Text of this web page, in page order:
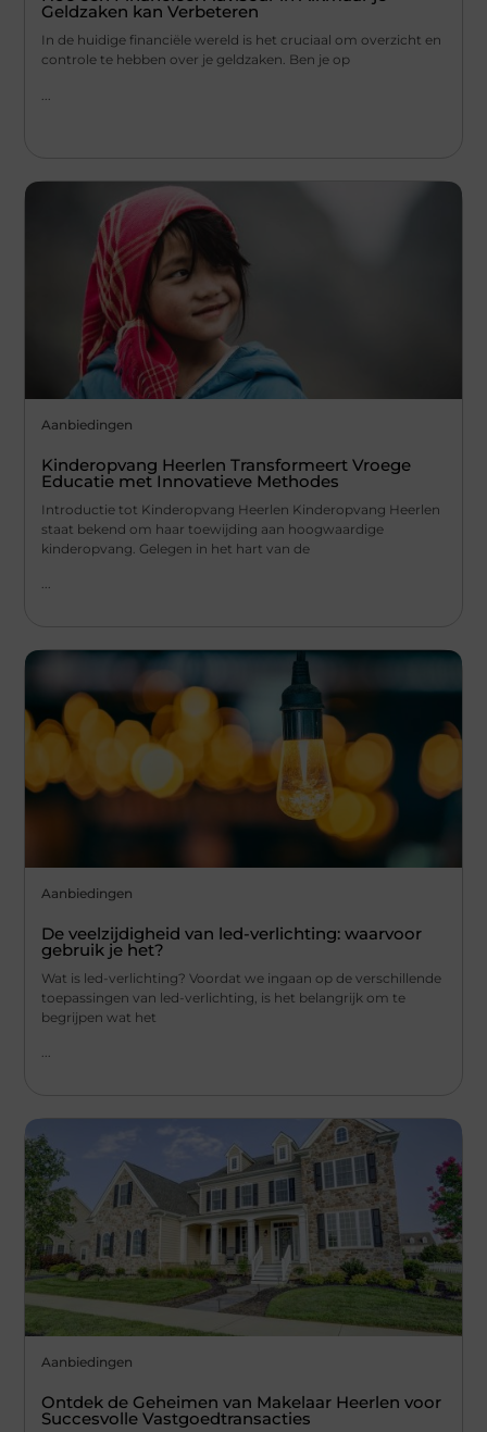
Geldzaken kan Verbeteren
In de huidige financiële wereld is het cruciaal om overzicht en
controle te hebben over je geldzaken. Ben je op
Aanbiedingen
Kinderopvang Heerlen Transformeert Vroege
Educatie met Innovatieve Methodes
Introductie tot Kinderopvang Heerlen Kinderopvang Heerlen
staat bekend om haar toewijding aan hoogwaardige
kinderopvang. Gelegen in het hart van de
Aanbiedingen
De veelzijdigheid van led-verlichting: waarvoor
gebruik je het?
Wat is led-verlichting? Voordat we ingaan op de verschillende
toepassingen van led-verlichting, is het belangrijk om te
begrijpen wat het
...
Aanbiedingen
Ontdek de Geheimen van Makelaar Heerlen voor
Succesvolle Vastgoedtransacties